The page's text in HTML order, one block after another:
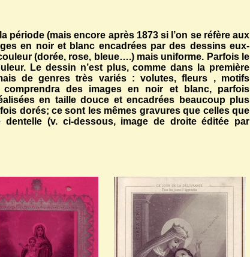
période (mais encore après 1873 si l’on se réfère aux
en noir et blanc encadrées par des dessins eux-
(dorée, rose, bleue….) mais uniforme. Parfois le
Le dessin n’est plus, comme dans la première
de genres très variés : volutes, fleurs , motifs
comprendra des images en noir et blanc, parfois
en taille douce et encadrées beaucoup plus
dorés; ce sont les mêmes gravures que celles que
dentelle (v. ci-dessous, image de droite éditée par